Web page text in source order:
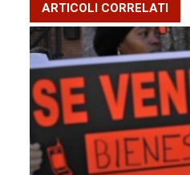
ARTICOLI CORRELATI